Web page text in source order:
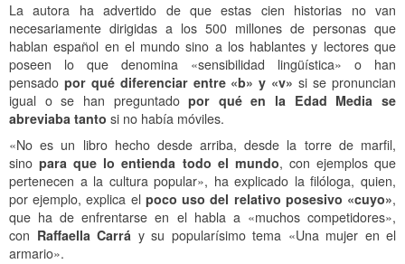
La autora ha advertido de que estas cien historias no van
necesariamente dirigidas a los 500 millones de personas que
hablan español en el mundo sino a los hablantes y lectores que
poseen lo que denomina «sensibilidad lingüística» o han
pensado por qué diferenciar entre «b» y «v»si se pronuncian
igual o se han preguntadopor qué en la Edad Media se
abreviaba tanto si no había móviles.
«No es un libro hecho desde arriba, desde la torre de marfil,
sinopara que lo entienda todo el mundo, con ejemplos que
pertenecen a la cultura popular», ha explicado la filóloga, quien,
por ejemplo, explica el poco uso del relativo posesivo «cuyo»,
que ha de enfrentarse en el habla a «muchos competidores»,
con Raffaella Carrá y su popularísimo tema «Una mujer en el
armario».